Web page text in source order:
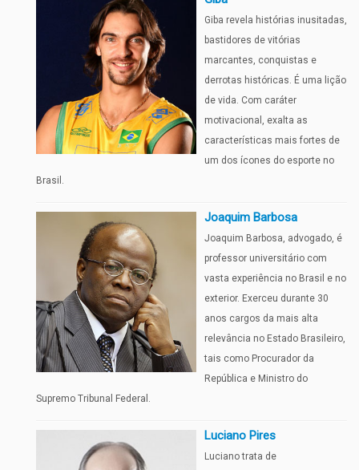
Giba revela histórias inusitadas,
bastidores de vitórias
marcantes, conquistas e
derrotas históricas. É uma lição
de vida. Com caráter
motivacional, exalta as
características mais fortes de
um dos ícones do esporte no
Brasil.
Joaquim Barbosa
Joaquim Barbosa, advogado, é
professor universitário com
vasta experiência no Brasil e no
exterior. Exerceu durante 30
anos cargos da mais alta
relevância no Estado Brasileiro,
tais como Procurador da
República e Ministro do
Supremo Tribunal Federal.
Luciano Pires
Luciano trata de